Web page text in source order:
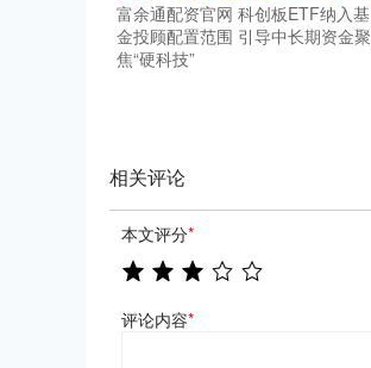
富余通配资官网 科创板ETF纳入基
金投顾配置范围 引导中长期资金聚
焦“硬科技”
相关评论
本文评分*
评论内容*